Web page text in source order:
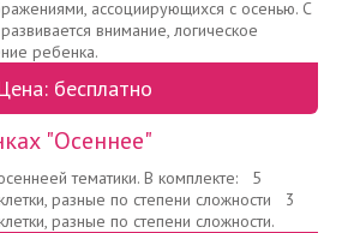
ассоциирующихся с осенью. С
внимание, логическое
ребенка.
бесплатно
"Осеннее"
тематики. В комплекте: 5
разные по степени сложности 3
разные по степени сложности.